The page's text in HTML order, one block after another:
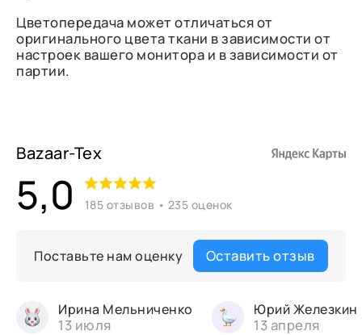
Цветопередача может отличаться от
оригинального цвета ткани в зависимости от
настроек вашего монитора и в зависимости от
партии.
Bazaar-Tex
5,0 185 отзывов • 235 оценок
Поставьте нам оценку Оставить отзыв
Ирина Мельниченко
13 июля
Юрий Железкин
13 апреля